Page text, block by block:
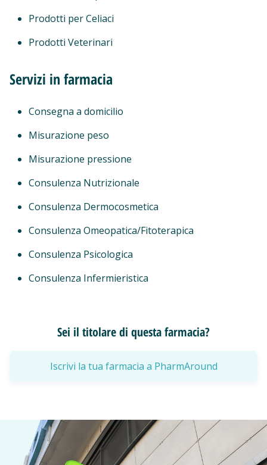
Prodotti per Celiaci
Prodotti Veterinari
Servizi in farmacia
Consegna a domicilio
Misurazione peso
Misurazione pressione
Consulenza Nutrizionale
Consulenza Dermocosmetica
Consulenza Omeopatica/Fitoterapica
Consulenza Psicologica
Consulenza Infermieristica
Sei il titolare di questa farmacia?
Iscrivi la tua farmacia a PharmAround